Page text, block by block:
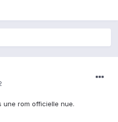
une rom officielle nue.